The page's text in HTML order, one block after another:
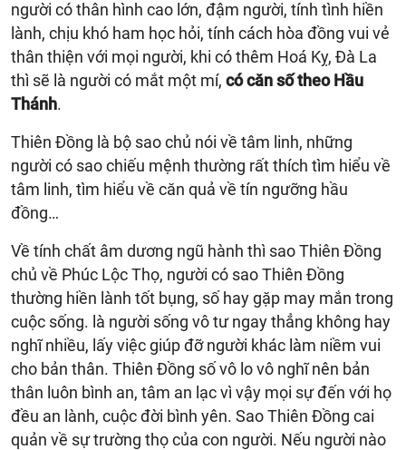
người có thân hình cao lớn, đậm người, tính tình hiền
lành, chịu khó ham học hỏi, tính cách hòa đồng vui vẻ
thân thiện với mọi người, khi có thêm Hoá Kỵ, Đà La
thì sẽ là người có mắt một mí, có căn số theo Hầu
Thánh.
Thiên Đồng là bộ sao chủ nói về tâm linh, những
người có sao chiếu mệnh thường rất thích tìm hiểu về
tâm linh, tìm hiểu về căn quả về tín ngưỡng hầu
đồng…
Về tính chất âm dương ngũ hành thì sao Thiên Đồng
chủ về Phúc Lộc Thọ, người có sao Thiên Đồng
thường hiền lành tốt bụng, số hay gặp may mắn trong
cuộc sống. là người sống vô tư ngay thẳng không hay
nghĩ nhiều, lấy việc giúp đỡ người khác làm niềm vui
cho bản thân. Thiên Đồng số vô lo vô nghĩ nên bản
thân luôn bình an, tâm an lạc vì vậy mọi sự đến với họ
đều an lành, cuộc đời bình yên. Sao Thiên Đồng cai
quản về sự trường thọ của con người. Nếu người nào